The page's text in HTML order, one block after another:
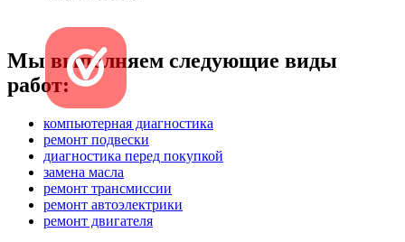
Мы выполняем следующие виды
работ:
компьютерная диагностика
ремонт подвески
диагностика перед покупкой
замена масла
ремонт трансмиссии
ремонт автоэлектрики
ремонт двигателя